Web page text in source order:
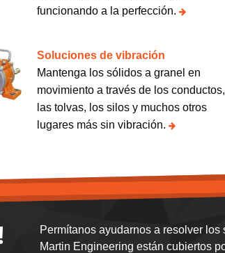
funcionando a la perfección.
Soluciones de vibración
Mantenga los sólidos a granel en
movimiento a través de los conductos,
las tolvas, los silos y muchos otros
lugares más sin vibración.
Permítanos ayudarnos a resolver
Martin Engineering están cubiertos